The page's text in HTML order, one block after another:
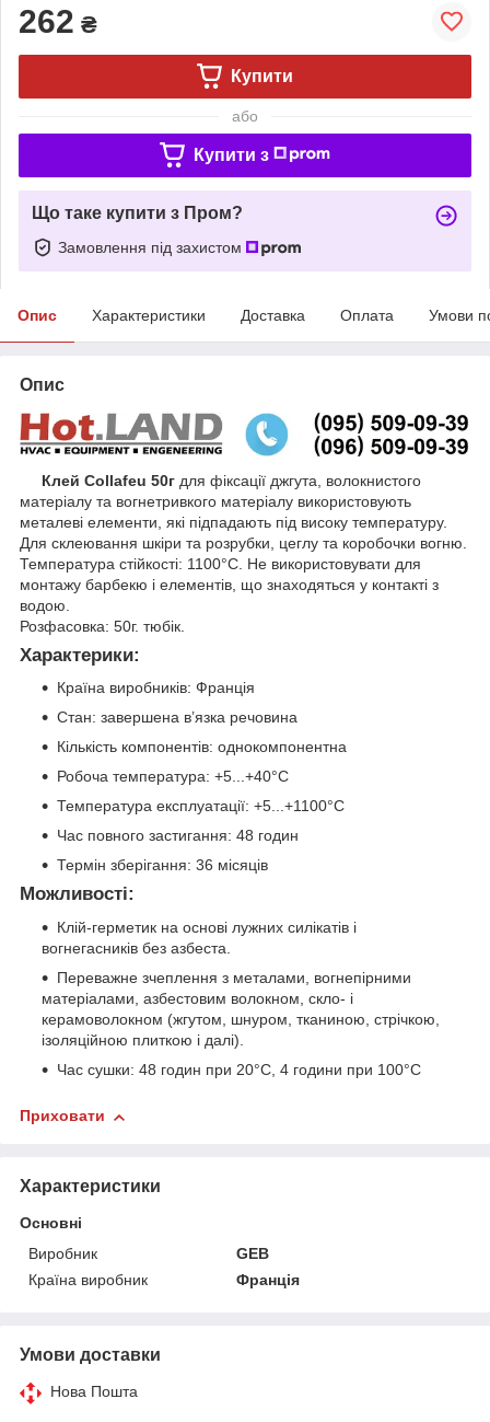
262 ₴
Купити
або
Купити з
Що таке купити з Пром?
Замовлення під захистом
Опис Характеристики Доставка Оплата Умови
Опис
Клей Collafeu 50г для фіксації джгута, волокнистого
матеріалу та вогнетривкого матеріалу використовують
металеві елементи, які підпадають під високу температуру.
Для склеювання шкіри та розрубки, цеглу та коробочки вогню.
Температура стійкості: 1100°С. Не використовувати для
монтажу барбекю і елементів, що знаходяться у контакті з
водою.
Розфасовка: 50г. тюбік.
Характерики:
Країна виробників: Франція
Стан: завершена в’язка речовина
Кількість компонентів: однокомпонентна
Робоча температура: +5...+40°C
Температура експлуатації: +5...+1100°C
Час повного застигання: 48 годин
Термін зберігання: 36 місяців
Можливості:
Клій-герметик на основі лужних силікатів і
вогнегасників без азбеста.
Переважне зчеплення з металами, вогнепірними
матеріалами, азбестовим волокном, скло- і
керамоволокном (жгутом, шнуром, тканиною, стрічкою,
ізоляційною плиткою і далі).
Час сушки: 48 годин при 20°C, 4 години при 100°C
Приховати
Характеристики
Основні
Виробник
GEB
Країна виробник
Франція
Умови доставки
Нова Пошта